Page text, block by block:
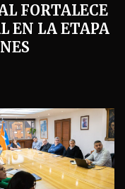
FORTALECE
EN LA ETAPA